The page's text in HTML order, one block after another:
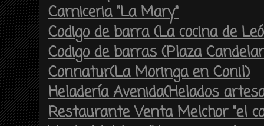
Carniceria "La Mary"
Codigo de barra (La cocina de
Codigo de barras (Plaza
Connatur(La Moringa en Conil)
Heladería Avenida(Helados
Restaurante Venta Melchor "el